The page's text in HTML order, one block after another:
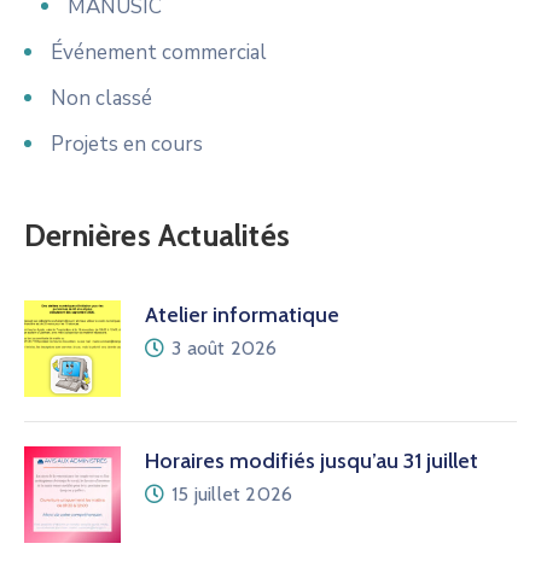
MANUSIC
Événement commercial
Non classé
Projets en cours
Dernières Actualités
Atelier informatique
3 août 2026
Horaires modifiés jusqu’au 31 juillet
15 juillet 2026